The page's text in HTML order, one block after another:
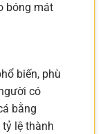
bóng mát
biến, phù
có
bằng
lệ thành